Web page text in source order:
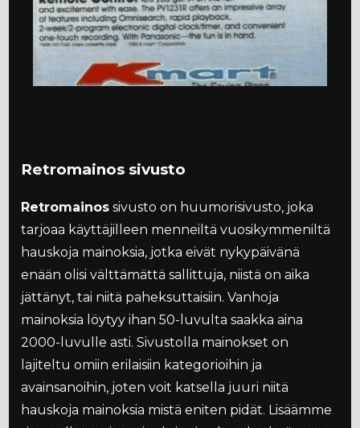
Retromainos sivusto
Retromainos sivusto on huumorisivusto, joka
tarjoaa käyttäjilleen menneiltä vuosikymmeniltä
hauskoja mainoksia, jotka eivät nykypäivänä
enään olisi välttämättä sallittuja, niistä on aika
jättänyt, tai niitä paheksuttaisiin. Vanhoja
mainoksia löytyy ihan 50-luvulta saakka aina
2000-luvulle asti. Sivustolla mainokset on
lajiteltu omiin erilaisiin kategorioihin ja
avainsanoihin, joten voit katsella juuri niitä
hauskoja mainoksia mistä eniten pidät. Lisäämme